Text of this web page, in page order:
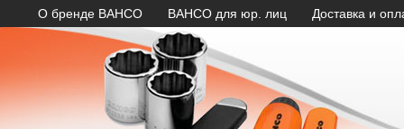
О бренде BAHCO BAHCO для юр. лиц Доставка и